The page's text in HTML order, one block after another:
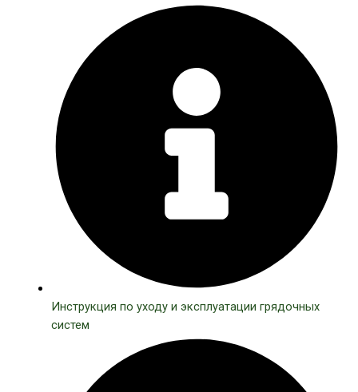
Инструкция по уходу и эксплуатации грядочных
систем